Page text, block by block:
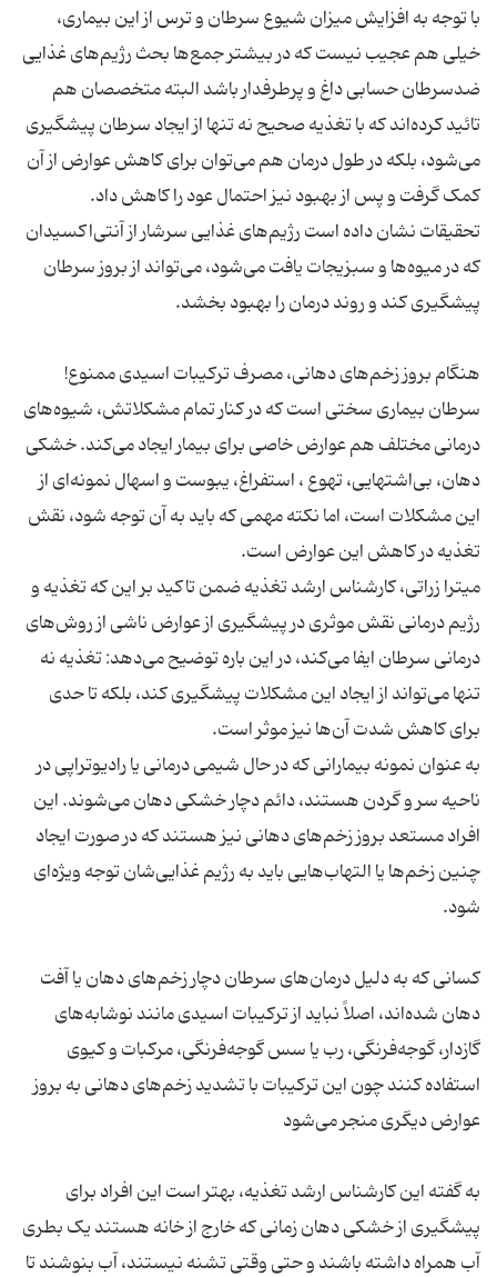
با توجه به افزایش میزان شیوع سرطان و ترس از این بیماری،
خیلی هم عجیب نیست که در بیشتر جمع‌ها بحث رژیم‌های غذایی
ضدسرطان حسابی داغ و پرطرفدار باشد البته متخصصان هم
تائید کرده‌اند که با تغذیه صحیح نه تنها از ایجاد سرطان پیشگیری
می‌شود، بلکه در طول درمان هم می‌توان برای کاهش عوارض از آن
تحقیقات نشان داده است رژیم‌های غذایی سرشار از آنتی‌اکسیدان
که در میوه‌ها و سبزیجات یافت می‌شود، می‌تواند از بروز سرطان
سرطان بیماری سختی است که در کنار تمام مشکلاتش، شیوه‌های
درمانی مختلف هم عوارض خاصی برای بیمار ایجاد می‌کند. خشکی
دهان، بی‌اشتهایی، تهوع ، استفراغ، یبوست و اسهال نمونه‌ای از
این مشکلات است، اما نکته مهمی که باید به آن توجه شود، نقش
میترا زراتی، کارشناس ارشد تغذیه ضمن تاکید بر این که تغذیه و
رژیم درمانی نقش موثری در پیشگیری از عوارض ناشی از روش‌های
درمانی سرطان ایفا می‌کند، در این باره توضیح می‌دهد: تغذیه نه
تنها می‌تواند از ایجاد این مشکلات پیشگیری کند، بلکه تا حدی
به عنوان نمونه بیمارانی که در حال شیمی درمانی یا رادیوتراپی در
ناحیه سر و گردن هستند، دائم دچار خشکی دهان می‌شوند. این
افراد مستعد بروز زخم‌های دهانی نیز هستند که در صورت ایجاد
چنین زخم‌ها یا التهاب‌هایی باید به رژیم غذایی‌شان توجه ویژه‌ای
کسانی که به دلیل درمان‌های سرطان دچار زخم‌های دهان یا آفت
دهان شده‌اند، اصلاً نباید از ترکیبات اسیدی مانند نوشابه‌های
گازدار، گوجه‌فرنگی، رب یا سس گوجه‌فرنگی، مرکبات و کیوی
استفاده کنند چون این ترکیبات با تشدید زخم‌های دهانی به بروز
به گفته این کارشناس ارشد تغذیه، بهتر است این افراد برای
پیشگیری از خشکی دهان زمانی که خارج از خانه هستند یک بطری
آب همراه داشته باشند و حتی وقتی تشنه نیستند، آب بنوشند تا